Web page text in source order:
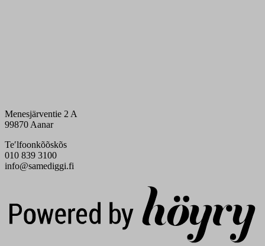
Menesjärventie 2 A
99870 Aanar
Teʹlfoonkõõskõs
010 839 3100
info@samediggi.fi